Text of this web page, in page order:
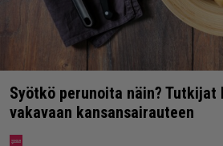
Syötkö perunoita näin? Tutkijat
vakavaan kansansairauteen